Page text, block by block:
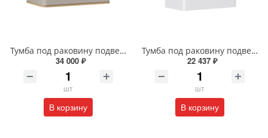
Тумба под раковину подвесная EQUIL Десерт 80.2Я/Desert 80.2Y с ручками в цвет амарок tpDSRT80.2Y-25R амарок/дуб
34 000 ₽
шт
В корзину
Тумба под раковину подвесная EQUIL Найс 70 см tpNICE70.2Y-05 белая
22 437 ₽
шт
В корзину